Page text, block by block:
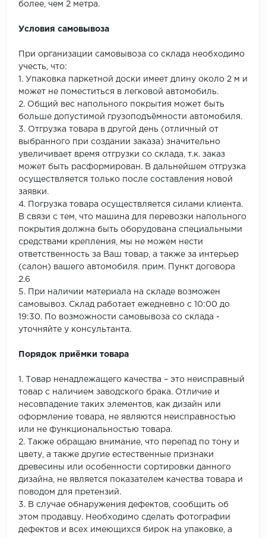
более, чем 2 метра.
Условия самовывоза
При организации самовывоза со склада необходимо
учесть, что:
1. Упаковка паркетной доски имеет длину около 2 м и
может не поместиться в легковой автомобиль.
2. Общий вес напольного покрытия может быть
больше допустимой грузоподъёмности автомобиля.
3. Отгрузка товара в другой день (отличный от
выбранного при создании заказа) значительно
увеличивает время отгрузки со склада, т.к. заказ
может быть расформирован. В дальнейшем отгрузка
осуществляется только после составления новой
заявки.
4. Погрузка товара осуществляется силами клиента.
В связи с тем, что машина для перевозки напольного
покрытия должна быть оборудована специальными
средствами крепления, мы не можем нести
ответственность за Ваш товар, а также за интерьер
(салон) вашего автомобиля. прим. Пункт договора
2.6
5. При наличии материала на складе возможен
самовывоз. Склад работает ежедневно с 10:00 до
19:30. По возможности самовывоза со склада -
уточняйте у консультанта.
Порядок приёмки товара
1. Товар ненадлежащего качества – это неисправный
товар с наличием заводского брака. Отличие и
несовпадение таких элементов, как дизайн или
оформление товара, не являются неисправностью
или не функциональностью товара.
2. Также обращаю внимание, что перепад по тону и
цвету, а также другие естественные признаки
древесины или особенности сортировки данного
дизайна, не является показателем качества товара и
поводом для претензий.
3. В случае обнаружения дефектов, сообщить об
этом продавцу. Необходимо сделать фотографии
дефектов и всех имеющихся бирок на упаковке, а